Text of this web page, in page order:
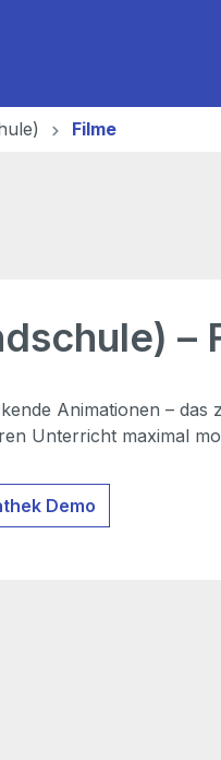
Filme
–
Animationen –
Unterricht maximal
Demo